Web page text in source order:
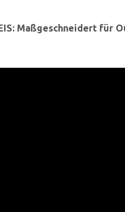
Maßgeschneidert für